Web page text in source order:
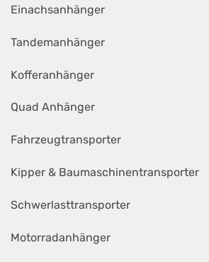
Einachsanhänger
Tandemanhänger
Kofferanhänger
Quad Anhänger
Fahrzeugtransporter
Kipper & Baumaschinentransporter
Schwerlasttransporter
Motorradanhänger